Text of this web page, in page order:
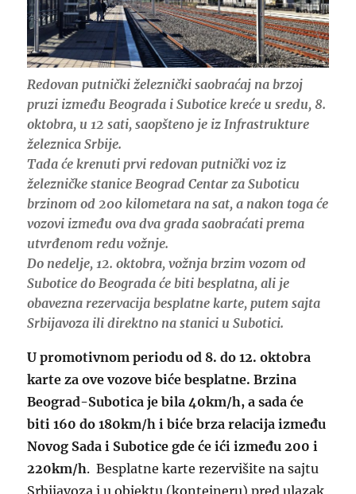
Redovan putnički železnički saobraćaj na brzoj
pruzi između Beograda i Subotice kreće u sredu, 8.
oktobra, u 12 sati, saopšteno je iz Infrastrukture
železnica Srbije.
Tada će krenuti prvi redovan putnički voz iz
železničke stanice Beograd Centar za Suboticu
brzinom od 200 kilometara na sat, a nakon toga će
vozovi između ova dva grada saobraćati prema
utvrđenom redu vožnje.
Do nedelje, 12. oktobra, vožnja brzim vozom od
Subotice do Beograda će biti besplatna, ali je
obavezna rezervacija besplatne karte, putem sajta
Srbijavoza ili direktno na stanici u Subotici.
U promotivnom periodu od 8. do 12. oktobra
karte za ove vozove biće besplatne. Brzina
Beograd-Subotica je bila 40km/h, a sada će
biti 160 do 180km/h i biće brza relacija između
Novog Sada i Subotice gde će ići između 200 i
220km/h. Besplatne karte rezervišite na sajtu
Srbijavoza i u objektu (kontejneru) pred ulazak